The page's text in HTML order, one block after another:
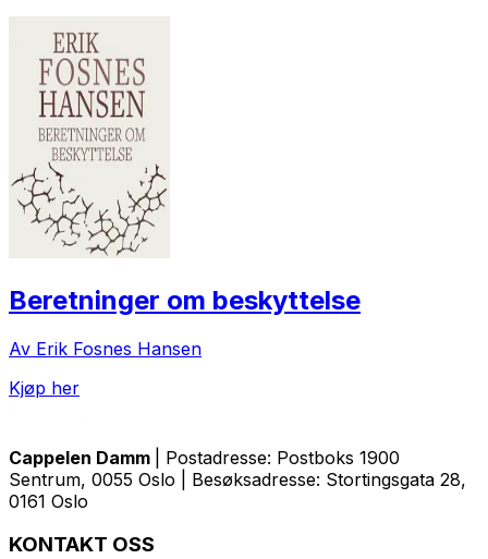
Beretninger om beskyttelse
Av Erik Fosnes Hansen
Kjøp her
Cappelen Damm
| Postadresse: Postboks 1900
Sentrum, 0055 Oslo | Besøksadresse: Stortingsgata 28,
0161 Oslo
KONTAKT OSS